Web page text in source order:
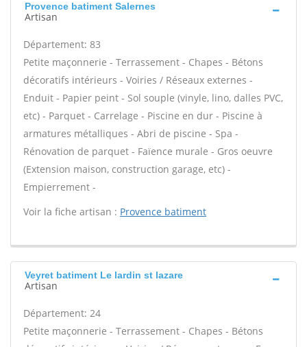
Provence batiment Salernes
Artisan
Département: 83
Petite maçonnerie - Terrassement - Chapes - Bétons
décoratifs intérieurs - Voiries / Réseaux externes -
Enduit - Papier peint - Sol souple (vinyle, lino, dalles PVC,
etc) - Parquet - Carrelage - Piscine en dur - Piscine à
armatures métalliques - Abri de piscine - Spa -
Rénovation de parquet - Faïence murale - Gros oeuvre
(Extension maison, construction garage, etc) -
Empierrement -
Voir la fiche artisan : Provence batiment
Veyret batiment Le lardin st lazare
Artisan
Département: 24
Petite maçonnerie - Terrassement - Chapes - Bétons